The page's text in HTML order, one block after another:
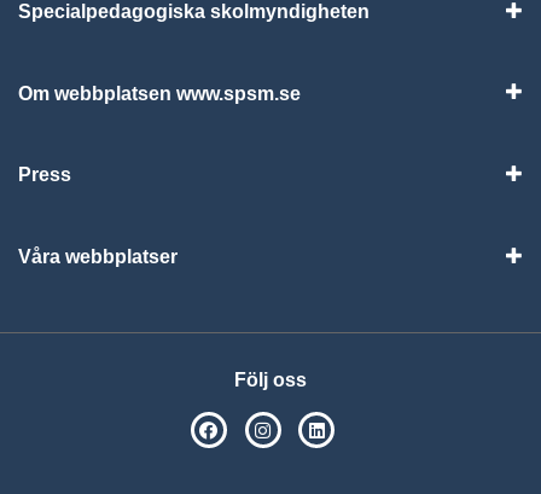
Specialpedagogiska skolmyndigheten
Om webbplatsen www.spsm.se
Press
Våra webbplatser
Följ oss
SPSM på Facebook
SPSM på Instagram